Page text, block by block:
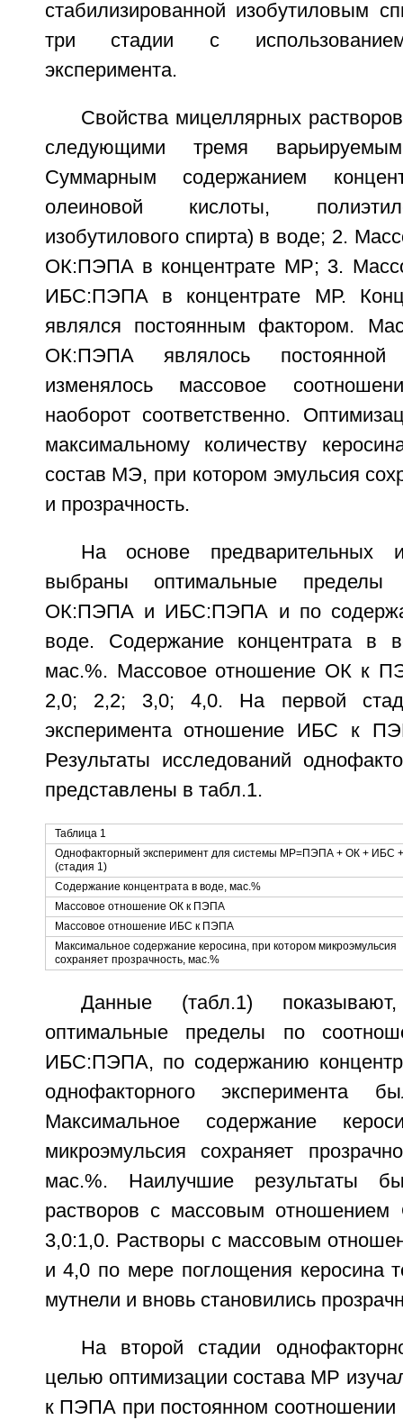
стабилизированной изобутиловым
три стадии с использованием
эксперимента.
Свойства мицеллярных
следующими тремя
Суммарным содержанием
олеиновой кислоты,
изобутилового спирта) в воде; 2.
ОК:ПЭПА в концентрате МР; 3.
ИБС:ПЭПА в концентрате МР.
являлся постоянным фактором.
ОК:ПЭПА являлось постоянной
изменялось массовое
наоборот соответственно.
максимальному количеству
состав МЭ, при котором эмульсия
и прозрачность.
На основе предварительных
выбраны оптимальные пределы
ОК:ПЭПА и ИБС:ПЭПА и по
воде. Содержание концентрата в
мас.%. Массовое отношение ОК к
2,0; 2,2; 3,0; 4,0. На первой
эксперимента отношение ИБС к
Результаты исследований
представлены в табл.1.
Таблица 1
Однофакторный эксперимент для системы МР=ПЭПА + ОК + ИБС
(стадия 1)
Содержание концентрата в воде, мас.%
Массовое отношение ОК к ПЭПА
Массовое отношение ИБС к ПЭПА
Максимальное содержание керосина, при котором микроэмульсия
сохраняет прозрачность, мас.%
Данные (табл.1)
оптимальные пределы по
ИБС:ПЭПА, по содержанию
однофакторного эксперимента
Максимальное содержание
микроэмульсия сохраняет
мас.%. Наилучшие результаты
растворов с массовым
3,0:1,0. Растворы с массовым
и 4,0 по мере поглощения керосина
мутнели и вновь становились
На второй стадии
целью оптимизации состава МР
к ПЭПА при постоянном